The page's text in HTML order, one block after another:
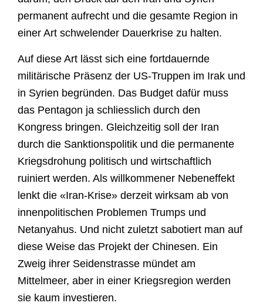
permanent aufrecht und die gesamte Region in
einer Art schwelender Dauerkrise zu halten.
Auf diese Art lässt sich eine fortdauernde
militärische Präsenz der US-Truppen im Irak und
in Syrien begründen. Das Budget dafür muss
das Pentagon ja schliesslich durch den
Kongress bringen. Gleichzeitig soll der Iran
durch die Sanktionspolitik und die permanente
Kriegsdrohung politisch und wirtschaftlich
ruiniert werden. Als willkommener Nebeneffekt
lenkt die «Iran-Krise» derzeit wirksam ab von
innenpolitischen Problemen Trumps und
Netanyahus. Und nicht zuletzt sabotiert man auf
diese Weise das Projekt der Chinesen. Ein
Zweig ihrer Seidenstrasse mündet am
Mittelmeer, aber in einer Kriegsregion werden
sie kaum investieren.